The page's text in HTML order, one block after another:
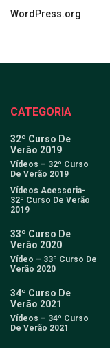
WordPress.org
CATEGORIA
32º Curso De
Verão 2019
Vídeos – 32º Curso
De Verão 2019
Vídeos Acessoria-
32º Curso De Verão
2019
33º Curso De
Verão 2020
Vídeo – 33º Curso De
Verão 2020
34º Curso De
Verão 2021
Vídeos – 34º Curso
De Verão 2021